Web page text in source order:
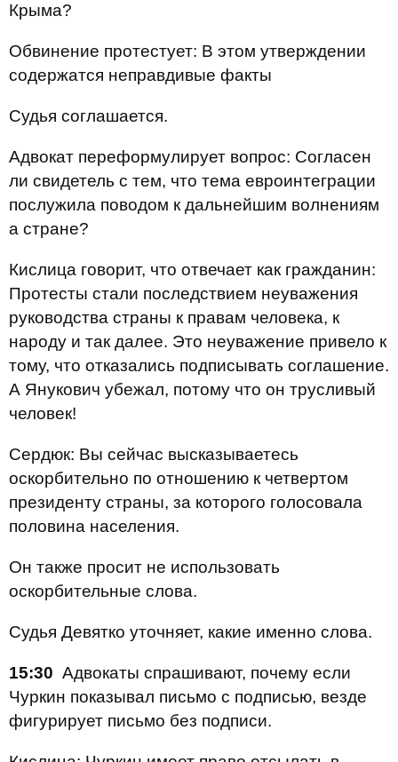
Крыма?
Обвинение протестует: В этом утверждении
содержатся неправдивые факты
Судья соглашается.
Адвокат переформулирует вопрос: Согласен
ли свидетель с тем, что тема евроинтеграции
послужила поводом к дальнейшим волнениям
а стране?
Кислица говорит, что отвечает как гражданин:
Протесты стали последствием неуважения
руководства страны к правам человека, к
народу и так далее. Это неуважение привело к
тому, что отказались подписывать соглашение.
А Янукович убежал, потому что он трусливый
человек!
Сердюк: Вы сейчас высказываетесь
оскорбительно по отношению к четвертом
президенту страны, за которого голосовала
половина населения.
Он также просит не использовать
оскорбительные слова.
Судья Девятко уточняет, какие именно слова.
15:30 Адвокаты спрашивают, почему если
Чуркин показывал письмо с подписью, везде
фигурирует письмо без подписи.